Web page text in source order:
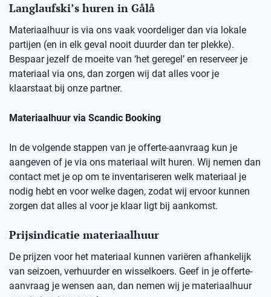
Langlaufski’s huren in Gålå
Materiaalhuur is via ons vaak voordeliger dan via lokale
partijen (en in elk geval nooit duurder dan ter plekke).
Bespaar jezelf de moeite van ‘het geregel’ en reserveer je
materiaal via ons, dan zorgen wij dat alles voor je
klaarstaat bij onze partner.
Materiaalhuur via Scandic Booking
In de volgende stappen van je offerte-aanvraag kun je
aangeven of je via ons materiaal wilt huren. Wij nemen dan
contact met je op om te inventariseren welk materiaal je
nodig hebt en voor welke dagen, zodat wij ervoor kunnen
zorgen dat alles al voor je klaar ligt bij aankomst.
Prijsindicatie materiaalhuur
De prijzen voor het materiaal kunnen variëren afhankelijk
van seizoen, verhuurder en wisselkoers. Geef in je offerte-
aanvraag je wensen aan, dan nemen wij je materiaalhuur